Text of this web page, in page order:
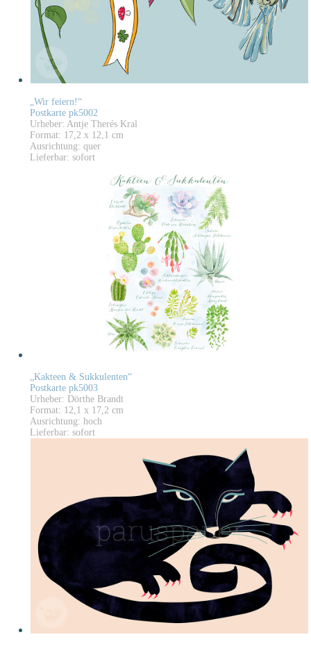
„Wir feiern!“
Postkarte pk5002
Urheber: Antje Therés Kral
Format: 17,2 x 12,1 cm
Ausrichtung: quer
Lieferbar: sofort
„Kakteen & Sukkulenten“
Postkarte pk5003
Urheber: Dörthe Brandt
Format: 12,1 x 17,2 cm
Ausrichtung: hoch
Lieferbar: sofort